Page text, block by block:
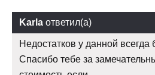
Karla ответил(а)
Недостатков у данной
Спасибо тебе за